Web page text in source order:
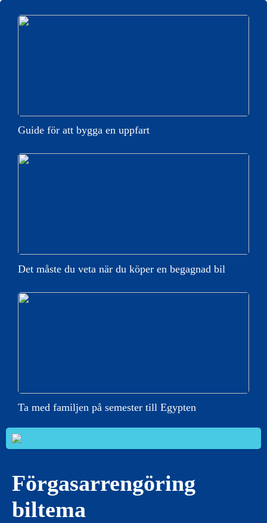
Guide för att bygga en uppfart
Det måste du veta när du köper en begagnad bil
Ta med familjen på semester till Egypten
Förgasarrengöring
biltema